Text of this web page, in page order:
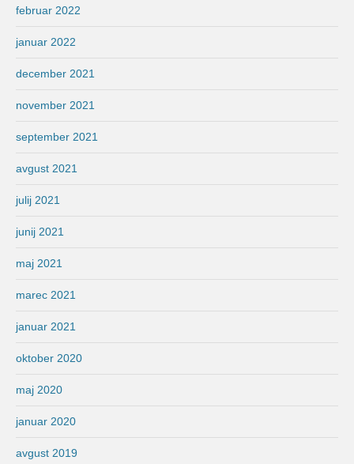
februar 2022
januar 2022
december 2021
november 2021
september 2021
avgust 2021
julij 2021
junij 2021
maj 2021
marec 2021
januar 2021
oktober 2020
maj 2020
januar 2020
avgust 2019